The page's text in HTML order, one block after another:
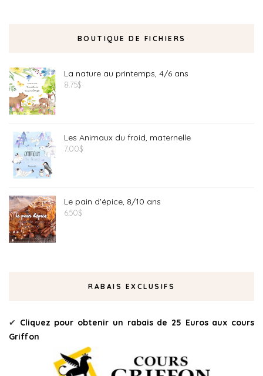
BOUTIQUE DE FICHIERS
La nature au printemps, 4/6 ans
8.75$
Les Animaux du froid, maternelle
7.00$
Le pain d'épice, 8/10 ans
6.50$
RABAIS EXCLUSIFS
✔ Cliquez pour obtenir un rabais de 25 Euros aux cours
Griffon